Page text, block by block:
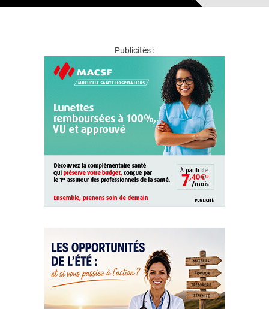
Publicités :